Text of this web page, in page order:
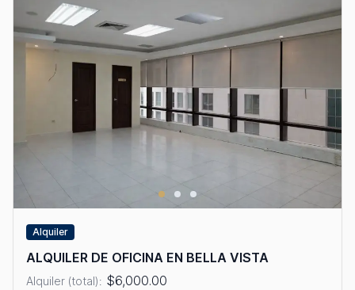
Alquiler
ALQUILER DE OFICINA EN BELLA VISTA
Alquiler (total): $6,000.00